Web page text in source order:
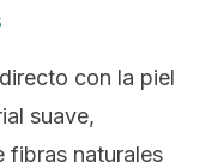
con la piel
suave,
fibras naturales